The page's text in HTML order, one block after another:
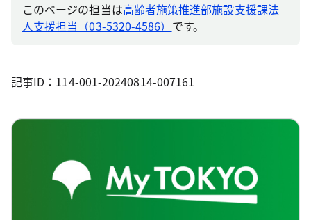
このページの担当は高齢者施策推進部施設支援課法
人支援担当（03-5320-4586） です。
記事ID：114-001-20240814-007161